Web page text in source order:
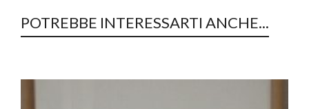
POTREBBE INTERESSARTI ANCHE...